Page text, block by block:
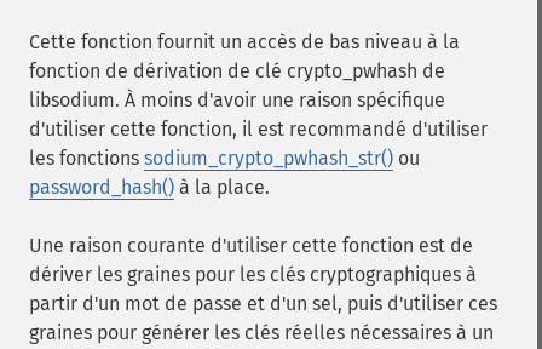
Cette fonction fournit un accès de bas niveau à la
fonction de dérivation de clé crypto_pwhash de
libsodium. À moins d'avoir une raison spécifique
d'utiliser cette fonction, il est recommandé d'utiliser
les fonctions sodium_crypto_pwhash_str() ou
password_hash() à la place.
Une raison courante d'utiliser cette fonction est de
dériver les graines pour les clés cryptographiques à
partir d'un mot de passe et d'un sel, puis d'utiliser ces
graines pour générer les clés réelles nécessaires à un